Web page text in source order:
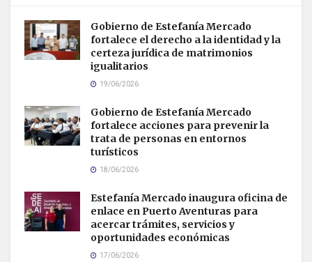
Gobierno de Estefanía Mercado
fortalece el derecho a la identidad y la
certeza jurídica de matrimonios
igualitarios
19/06/2026
Gobierno de Estefanía Mercado
fortalece acciones para prevenir la
trata de personas en entornos
turísticos
18/06/2026
Estefanía Mercado inaugura oficina de
enlace en Puerto Aventuras para
acercar trámites, servicios y
oportunidades económicas
17/06/2026